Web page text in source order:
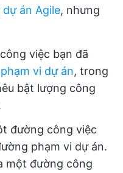
án Agile, nhưng
việc bạn đã
phạm vi dự án, trong
bật lượng công
đường công việc
phạm vi dự án.
một đường công